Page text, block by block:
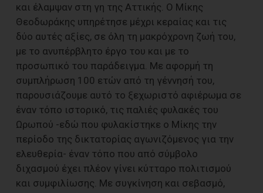
και έλαμψαν στη γη της Αττικής. Ο Μίκης
Θεοδωράκης υπηρέτησε μέχρι κεραίας και τις
δύο αυτές αξίες, σε όλη τη μακρόχρονη ζωή του,
με το ανυπέρβλητο έργο του και με το
προσωπικό του παράδειγμα. Με αφορμή τη
συμπλήρωση 100 ετών από τη γέννησή του,
παρουσιάζουμε αυτό το ξεχωριστό αφιέρωμα σε
έναν τόπο ιστορικό, τις παλιές φυλακές του
Ωρωπού -εδώ που φυλακίστηκε ο Μίκης την
περίοδο της δικτατορίας αγωνιζόμενος για την
ελευθερία- έναν τόπο που από σύμβολο
διχασμού έχει πλέον γίνει κύτταρο πολιτισμού
και συμφιλίωσης. Με συγκίνηση και σεβασμό,